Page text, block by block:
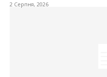
2 Серпня, 2026